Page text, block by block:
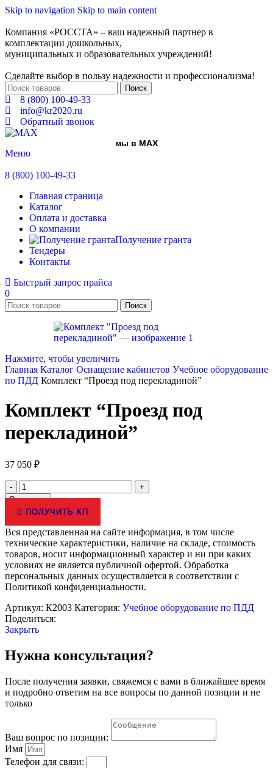
Skip to navigation Skip to main content
Компания «РОССТА» – ваш надежный партнер в
комплектации дошкольных,
муниципальных и образовательных учреждений!
Сделайте выбор в пользу надежности и профессионализма!
Поиск
8 (800) 100-49-33
info@kr2020.ru
Обратный звонок
мы в MAX
Меню
8 (800) 100-49-33
Главная страница
Каталог
Оплата и доставка
О компании
Получение гранта
Тендеры
Контакты
Быстрый запрос прайса
0
Поиск
Нажмите, чтобы увеличить
Главная Каталог Оснащение кабинетов Учебное оборудование
по ПДД Комплект “Проезд под перекладиной”
Комплект “Проезд под
перекладиной”
37 050 ₽
Количество
товара
Комплект
"Проезд
под
перекладиной"
В корзину
ПОЛУЧИТЬ КП
Вся представленная на сайте информация, в том числе
технические характеристики, наличие на складе, стоимость
товаров, носит информационный характер и ни при каких
условиях не является публичной офертой. Обработка
персональных данных осуществляется в соответствии с
Политикой конфиденциальности.
Артикул: К2003 Категория: Учебное оборудование по ПДД
Поделиться:
Закрыть
Нужна консультация?
После получения заявки, свяжемся с вами в ближайшее время
и подробно ответим на все вопросы по данной позиции и не
только
Ваш вопрос по позиции:
Имя
Телефон для связи: